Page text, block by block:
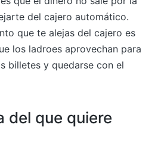
del cajero automático.
que te alejas del cajero es
los ladroes aprovechan para
billetes y quedarse con el
del que quiere